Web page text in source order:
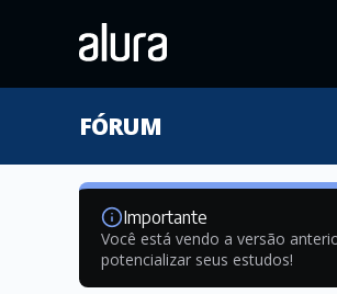
FÓRUM
Importante
Você está vendo a versão
potencializar seus estudos!